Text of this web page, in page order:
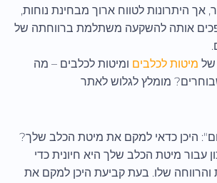
אך היתרונות לטווח ארוך מבחינת נוחות,
אותה להשקעה משתלמת ברווחתה של
של מיטות לכלבים ומיטות לכלבים – מה
מומלץ לגלוש לאתר
היכן כדאי למקם את מיטת הכלב שלך?
עבור מיטת הכלב שלך היא חיונית כדי
שלו. בעת קביעת היכן למקם את